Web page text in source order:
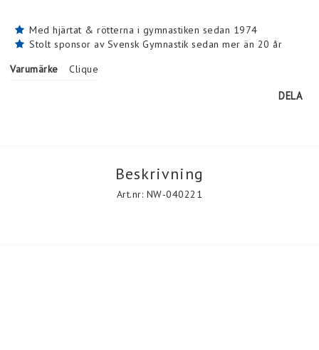
Med hjärtat & rötterna i gymnastiken sedan 1974
Stolt sponsor av Svensk Gymnastik sedan mer än 20 år
Varumärke
Clique
DELA
Beskrivning
Art.nr: NW-040221